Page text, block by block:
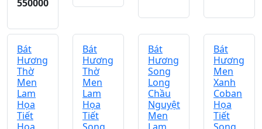
550000
Bát
Hương
Thờ
Men
Lam
Họa
Tiết
Bát
Hương
Thờ
Men
Lam
Họa
Tiết
Bát
Hương
Song
Long
Chầu
Nguyệt
Men
Bát
Hương
Men
Xanh
Coban
Họa
Tiết